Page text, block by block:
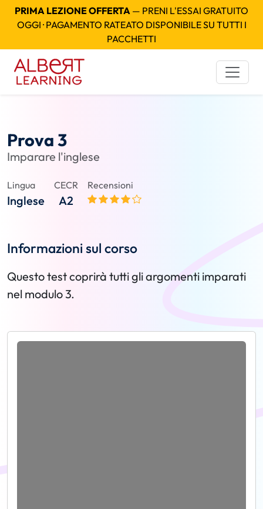
PRIMA LEZIONE OFFERTA — PRENI L'ESSAI GRATUITO
OGGI · PAGAMENTO RATEATO DISPONIBILE SU TUTTI I
PACCHETTI
Prova 3
Imparare l'inglese
Lingua
Inglese
CECR
A2
Recensioni
Informazioni sul corso
Questo test coprirà tutti gli argomenti imparati
nel modulo 3.